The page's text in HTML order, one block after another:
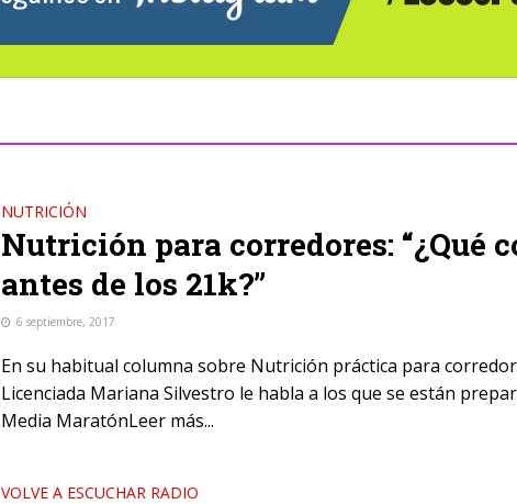
NUTRICIÓN
Nutrición para corredores: “¿Qué
antes de los 21k?”
6 septiembre, 2017
En su habitual columna sobre Nutrición práctica para
Licenciada Mariana Silvestro le habla a los que se están
Media MaratónLeer más...
VOLVE A ESCUCHAR RADIO